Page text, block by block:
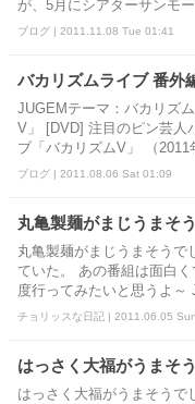
が、5月にシアターサンモ
ブログ | 2011.11.08 Tue 01:41
バカリズムライブ 番外
JUGEMテーマ：バカリズ
V」 [DVD] 注目のピン芸人
ブ「バカリズムV」 （2011
ブログ | 2011.08.06 Sat 01:09
丸亀製麺がまじうまそう
丸亀製麺がまじうまそうで
ていた。 あの番組は面白
度行ってみたいと思うよ～
チョリッスな日記 | 2011.06.05
はっさく大福がうまそう
はっさく大福がうまそうで